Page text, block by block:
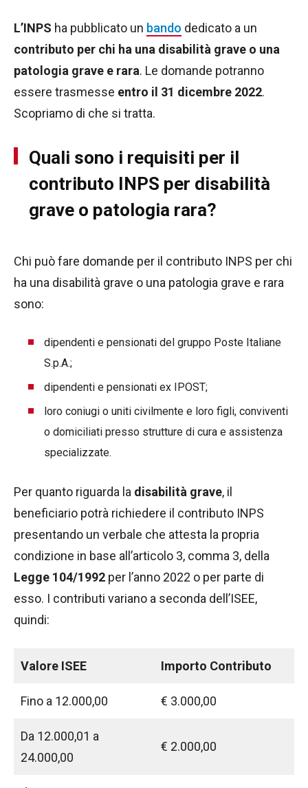
L’INPS ha pubblicato un bando dedicato a un
contributo per chi ha una disabilità grave o una
patologia grave e rara. Le domande potranno
essere trasmesse entro il 31 dicembre 2022.
Scopriamo di che si tratta.
Quali sono i requisiti per il
contributo INPS per disabilità
grave o patologia rara?
Chi può fare domande per il contributo INPS per chi
ha una disabilità grave o una patologia grave e rara
sono:
dipendenti e pensionati del gruppo Poste Italiane
S.p.A.;
dipendenti e pensionati ex IPOST;
loro coniugi o uniti civilmente e loro figli, conviventi
o domiciliati presso strutture di cura e assistenza
specializzate.
Per quanto riguarda la disabilità grave, il
beneficiario potrà richiedere il contributo INPS
presentando un verbale che attesta la propria
condizione in base all’articolo 3, comma 3, della
Legge 104/1992 per l’anno 2022 o per parte di
esso. I contributi variano a seconda dell’ISEE,
quindi:
Valore ISEE Importo Contributo
Fino a 12.000,00 € 3.000,00
Da 12.000,01 a
24.000,00
€ 2.000,00